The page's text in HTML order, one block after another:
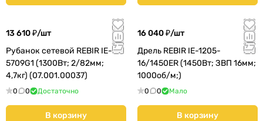
13 610 ₽/шт
Рубанок сетевой REBIR IE-
5709G1 (1300Вт; 2/82мм;
4,7кг) (07.001.00037)
0 0 Достаточно
В корзину
16 040 ₽/шт
Дрель REBIR IE-1205-
16/1450ER (1450Вт; ЗВП 16мм;
1000об/м;)
0 0 Мало
В корзину